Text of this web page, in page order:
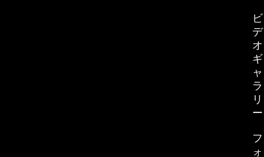
ビ
デ
オ
ギ
ャ
ラ
リ
ー
フ
ォ